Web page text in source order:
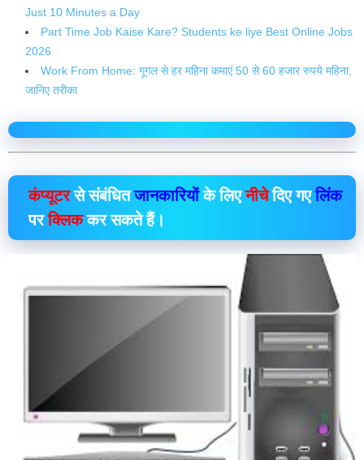
Just 10 Minutes a Day
Part Time Job Kaise Kare? Students ke liye Best Online Jobs
2026
Work From Home: गूगल से हर महिना कमाएं 50 से 60 हजार रुपये महिना,
जानिए तरीका
कंप्यूटरसे संबंधितजानकारियोंके लिएनीचेदिए गएलिंक
परक्लिककर सकते हैं।